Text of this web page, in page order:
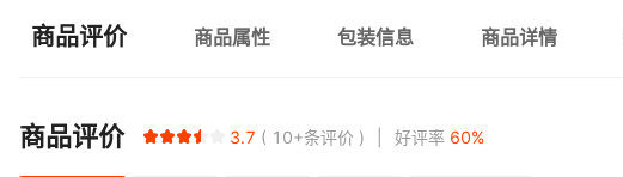
商品评价 商品属性 包装信息 商品详情
商品评价 3.7 10+条评价 好评率 60%